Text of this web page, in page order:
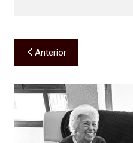
Navegación
de
entradas
Anterior